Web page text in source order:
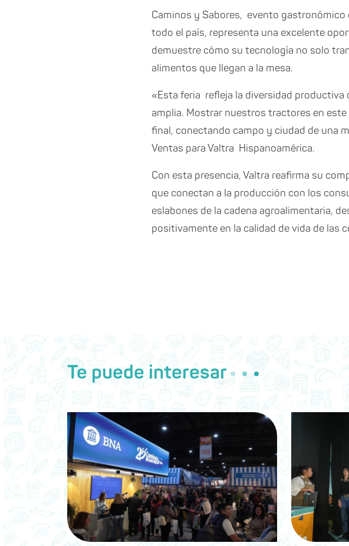
Caminos y Sabores, evento
todo el país, representa una excelente
demuestre cómo su tecnología no solo
alimentos que llegan a la mesa.
«Esta feria refleja la diversidad
amplia. Mostrar nuestros tractores en
final, conectando campo y ciudad de una
Ventas para Valtra Hispanoamérica.
Con esta presencia, Valtra reafirma su
que conectan a la producción con los
eslabones de la cadena agroalimentaria,
positivamente en la calidad de vida de las
Te puede interesar